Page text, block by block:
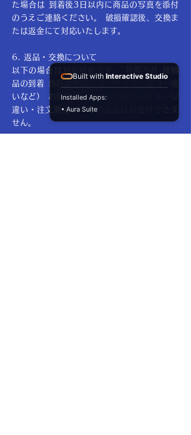
た場合は 到着後3日以内に商品の写真を添付
のうえご連絡ください。 破損確認後、交換ま
たは返金にて対応いたします。
6. 返品・交換について
以下の場合は対応可能です： 初期不良 破損
品の到着 当店の発送ミス（サイズ・カラー違
いなど） お客様都合（サイズ違い・イメージ
違い・注文間違い）での返品はお受けできま
せん。
Built with Interactive Studio
Installed Apps:
• Aura Suite